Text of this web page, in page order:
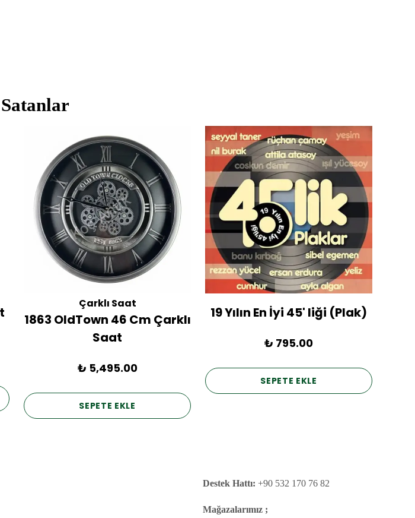
Çarklı Saat
1863 OldTown 46 Cm Çarklı
Saat
₺ 5,495.00
SEPETE EKLE
19 Yılın En İyi 45' liği (Plak)
₺ 795.00
SEPETE EKLE
Destek Hattı: +90 532 170 76 82
Mağazalarımız ;